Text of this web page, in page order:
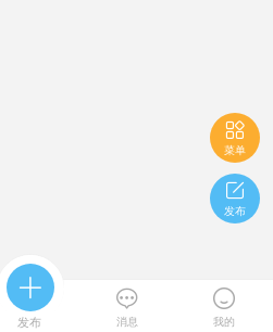

菜单

发布

发布

消息

我的